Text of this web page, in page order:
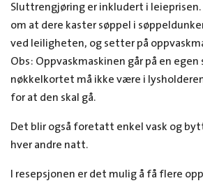
Sluttrengjøring er inkludert i leieprisen.
om at dere kaster søppel i
ved leiligheten, og setter på
Obs: Oppvaskmaskinen går på en egen
nøkkelkortet må ikke være i
for at den skal gå.
Det blir også foretatt enkel vask og
hver andre natt.
I resepsjonen er det mulig å få flere